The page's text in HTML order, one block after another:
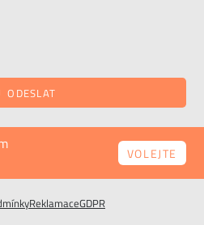
ODESLAT
VOLEJTE
ReklamaceGDPR